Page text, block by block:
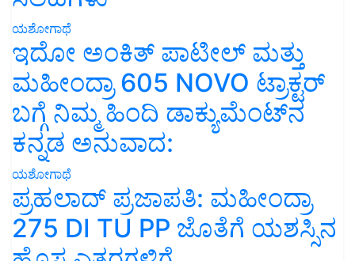
ಯಶೋಗಾಥೆ
ಇದೋ ಅಂಕಿತ್ ಪಾಟೀಲ್ ಮತ್ತು
ಮಹೀಂದ್ರಾ 605 NOVO ಟ್ರಾಕ್ಟರ್
ಬಗ್ಗೆ ನಿಮ್ಮ ಹಿಂದಿ ಡಾಕ್ಯುಮೆಂಟ್‌ನ
ಕನ್ನಡ ಅನುವಾದ:
ಯಶೋಗಾಥೆ
ಪ್ರಹಲಾದ್ ಪ್ರಜಾಪತಿ: ಮಹೀಂದ್ರಾ
275 DI TU PP ಜೊತೆಗೆ ಯಶಸ್ಸಿನ
ಹೊಸ ಎತ್ತರಗಳಿಗೆ